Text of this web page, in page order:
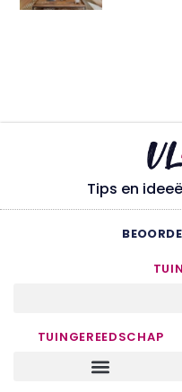
Tips en
TUINGEREEDSCHAP